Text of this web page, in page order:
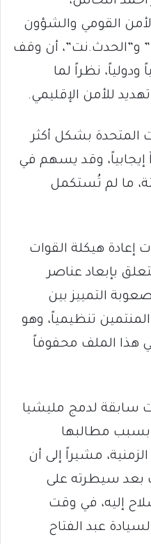
القومي والشؤون
و”الحدث.نت”، أن وقف
ودولياً، نظراً لما
للأمن الإقليمي.
المتحدة بشكل أكثر
إيجابياً، وقد يسهم في
ما لم تُستكمل
إعادة هيكلة القوات
بإبعاد عناصر
التمييز بين
تنظيمياً، وهو
هذا الملف محفوفاً
سابقة لدمج مليشيا
بسبب مطالبها
مشيراً إلى أن
سيطرته على
إليه، في وقت
عبد الفتاح